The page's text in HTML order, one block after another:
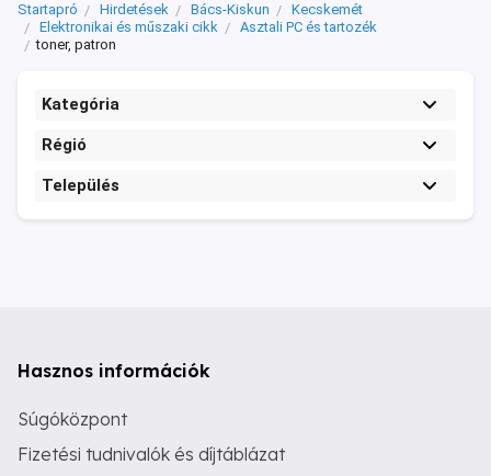
Startapró Hirdetések Bács-Kiskun
Kecskemét
Elektronikai és műszaki cikk
Asztali PC és tartozék
toner, patron
Kategória
Régió
Település
Hasznos információk
Súgóközpont
Fizetési tudnivalók és díjtáblázat